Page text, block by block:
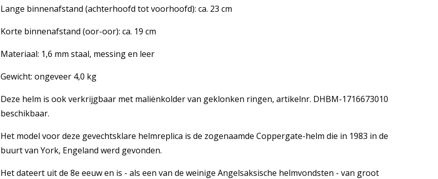
Lange binnenafstand (achterhoofd tot voorhoofd): ca. 23 cm
Korte binnenafstand (oor-oor): ca. 19 cm
Materiaal: 1,6 mm staal, messing en leer
Gewicht: ongeveer 4,0 kg
Deze helm is ook verkrijgbaar met maliënkolder van geklonken ringen, artikelnr. DHBM-1716673010
beschikbaar.
Het model voor deze gevechtsklare helmreplica is de zogenaamde Coppergate-helm die in 1983 in de
buurt van York, Engeland werd gevonden.
Het dateert uit de 8e eeuw en is - als een van de weinige Angelsaksische helmvondsten - van groot